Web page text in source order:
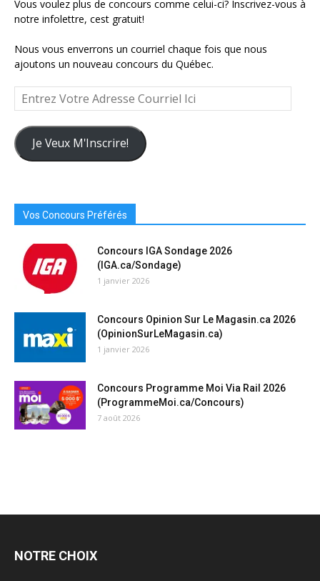
Vous voulez plus de concours comme celui-ci? Inscrivez-vous à
notre infolettre, cest gratuit!
Nous vous enverrons un courriel chaque fois que nous
ajoutons un nouveau concours du Québec.
Entrez
Votre
Adresse
Courriel
Ici
Je Veux M'Inscrire!
Vos Concours Préférés
Concours IGA Sondage 2026
(IGA.ca/Sondage)
1 janvier 2026
Concours Opinion Sur Le Magasin.ca 2026
(OpinionSurLeMagasin.ca)
1 janvier 2026
Concours Programme Moi Via Rail 2026
(ProgrammeMoi.ca/Concours)
7 août 2026
NOTRE CHOIX